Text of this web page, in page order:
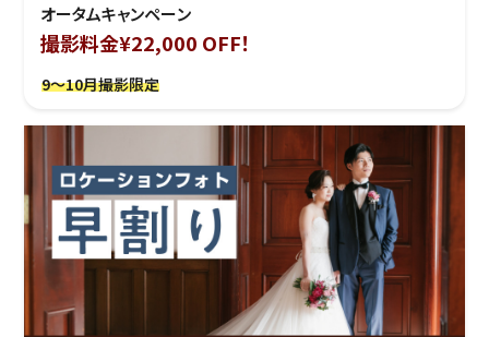
オータムキャンペーン
撮影料金¥22,000 OFF！
9～10月撮影限定